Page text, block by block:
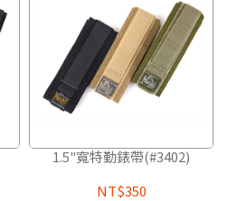
1.5"寬特勤錶帶(#3402)
NT$350